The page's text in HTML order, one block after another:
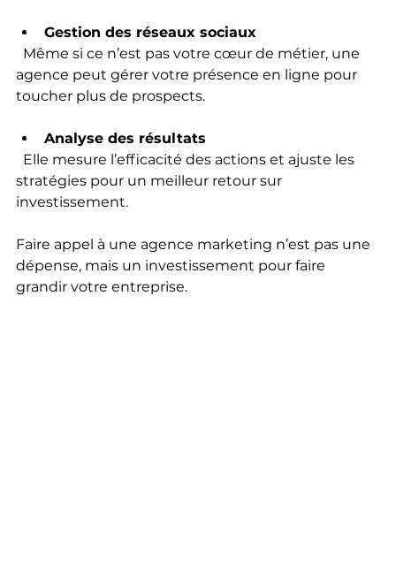
Gestion des réseaux sociaux
agence peut gérer votre présence en ligne pour
toucher plus de prospects.
Analyse des résultats
stratégies pour un meilleur retour sur
investissement.
Faire appel à une agence marketing n’est pas une
dépense, mais un investissement pour faire
grandir votre entreprise.